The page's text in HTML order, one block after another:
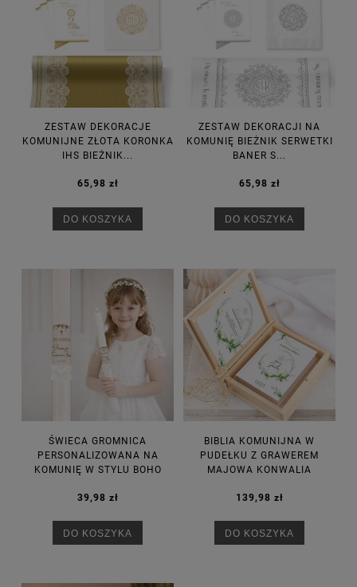
ZESTAW DEKORACJE
KOMUNIJNE ZŁOTA KORONKA
IHS BIEŻNIK...
65,98 zł
DO KOSZYKA
ZESTAW DEKORACJI NA
KOMUNIĘ BIEŻNIK SERWETKI
BANER S...
65,98 zł
DO KOSZYKA
ŚWIECA GROMNICA
PERSONALIZOWANA NA
KOMUNIĘ W STYLU BOHO
39,98 zł
DO KOSZYKA
BIBLIA KOMUNIJNA W
PUDEŁKU Z GRAWEREM
MAJOWA KONWALIA
139,98 zł
DO KOSZYKA